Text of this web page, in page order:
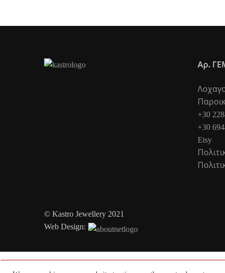
Αρ.
+30
+30
Etsy
© Kastro Jewellery 2021
Web Design: